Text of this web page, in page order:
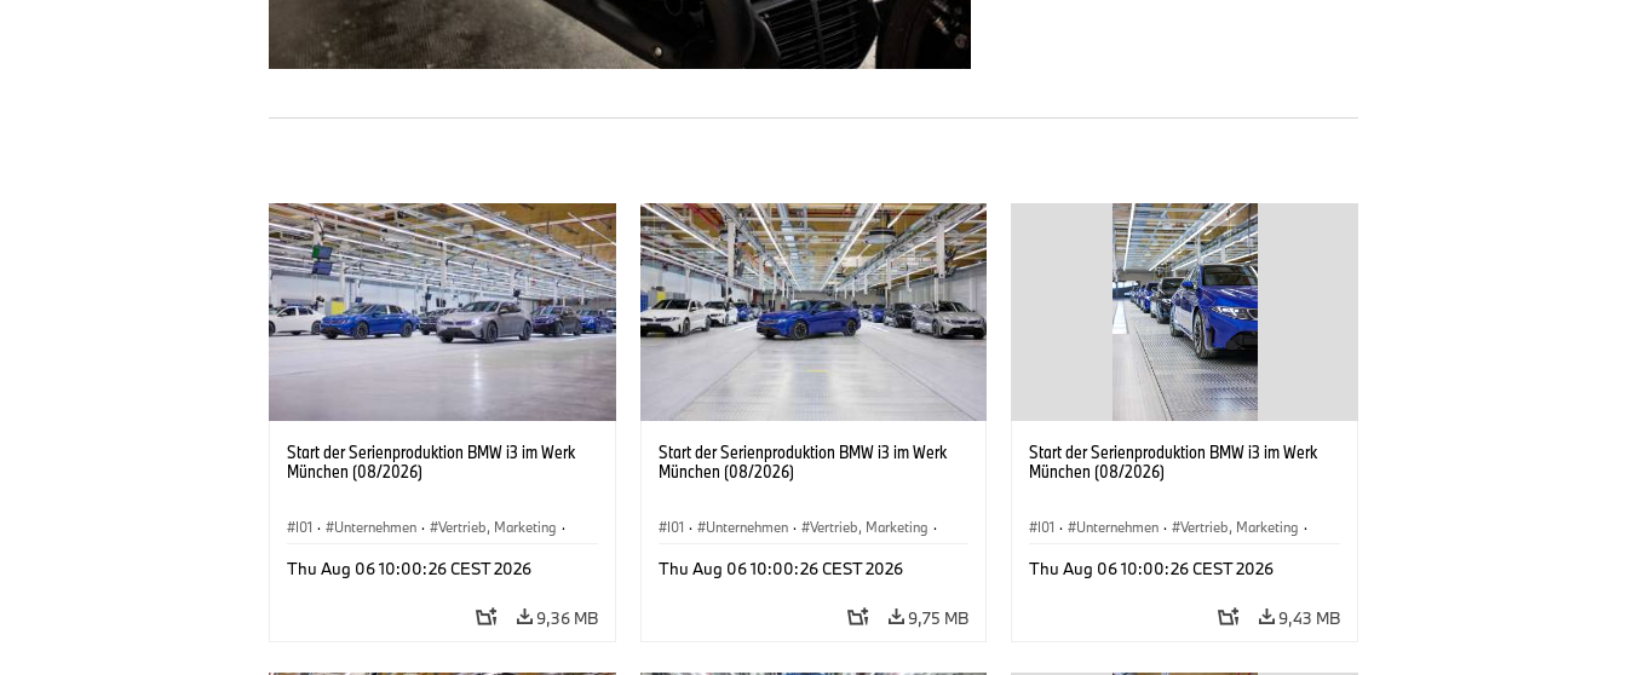
Start der Serienproduktion BMW i3 im Werk
München (08/2026)
I01 · Unternehmen · Vertrieb, Marketing ·
Thu Aug 06 10:00:26 CEST 2026
9,36 MB
Start der Serienproduktion BMW i3 im Werk
München (08/2026)
I01 · Unternehmen · Vertrieb, Marketing ·
Thu Aug 06 10:00:26 CEST 2026
9,75 MB
Start der Serienproduktion BMW i3 im Werk
München (08/2026)
I01 · Unternehmen · Vertrieb, Marketing ·
Thu Aug 06 10:00:26 CEST 2026
9,43 MB